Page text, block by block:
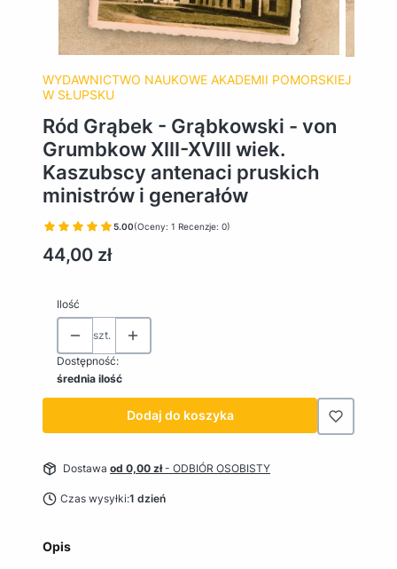
WYDAWNICTWO NAUKOWE AKADEMII POMORSKIEJ
W SŁUPSKU
Ród Grąbek - Grąbkowski - von
Grumbkow XIII-XVIII wiek.
Kaszubscy antenaci pruskich
ministrów i generałów
5.00(Oceny: 1 Recenzje: 0)
Cena
44,00 zł
Ilość
szt.
Dostępność:
średnia ilość
Dodaj do koszyka
Dostawa od 0,00 zł- ODBIÓR OSOBISTY
Czas wysyłki:1 dzień
Opis